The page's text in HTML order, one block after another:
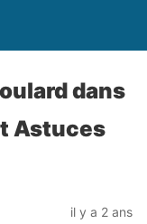
dans
Astuces
il y a 2 ans